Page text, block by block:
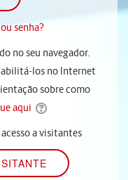
senha?
no seu navegador.
los no Internet
sobre como
aqui
a visitantes